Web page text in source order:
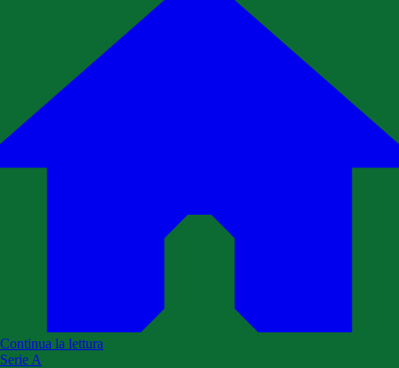
Continua la lettura
Serie A